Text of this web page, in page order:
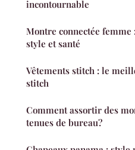
incontournable
Montre connectée
style et santé
Vêtements stitch : le
stitch
Comment assortir des
tenues de bureau?